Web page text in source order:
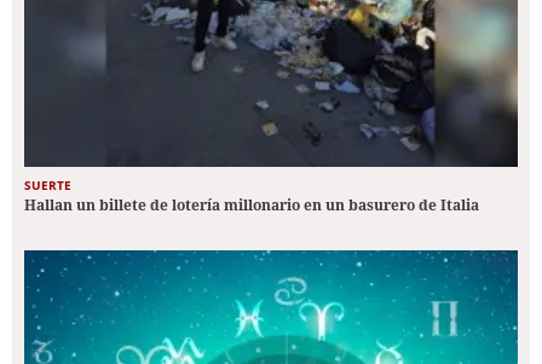
SUERTE
Hallan un billete de lotería millonario en un basurero de Italia